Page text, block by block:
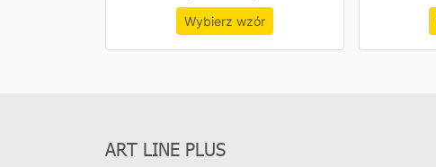
Wybierz wzór
ART LINE PLUS